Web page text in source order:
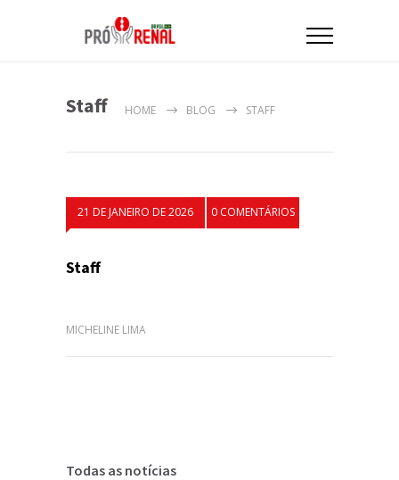
Staff HOME BLOG STAFF
21 DE JANEIRO DE 2026 0 COMENTÁRIOS
Staff
MICHELINE LIMA
Todas as notícias